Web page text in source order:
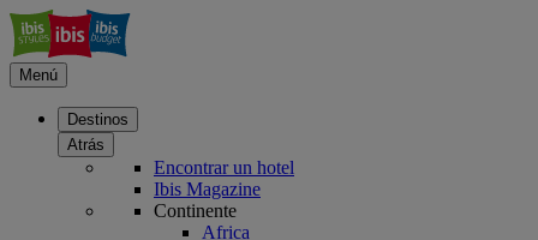
Menú
Destinos
Atrás
Encontrar un hotel
Ibis Magazine
Continente
Africa